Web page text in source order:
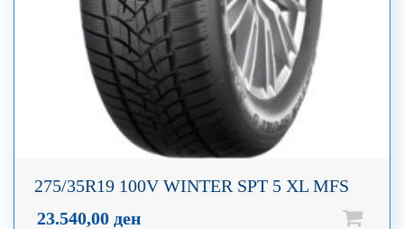
275/35R19 100V WINTER SPT 5 XL MFS
23.540,00 ден